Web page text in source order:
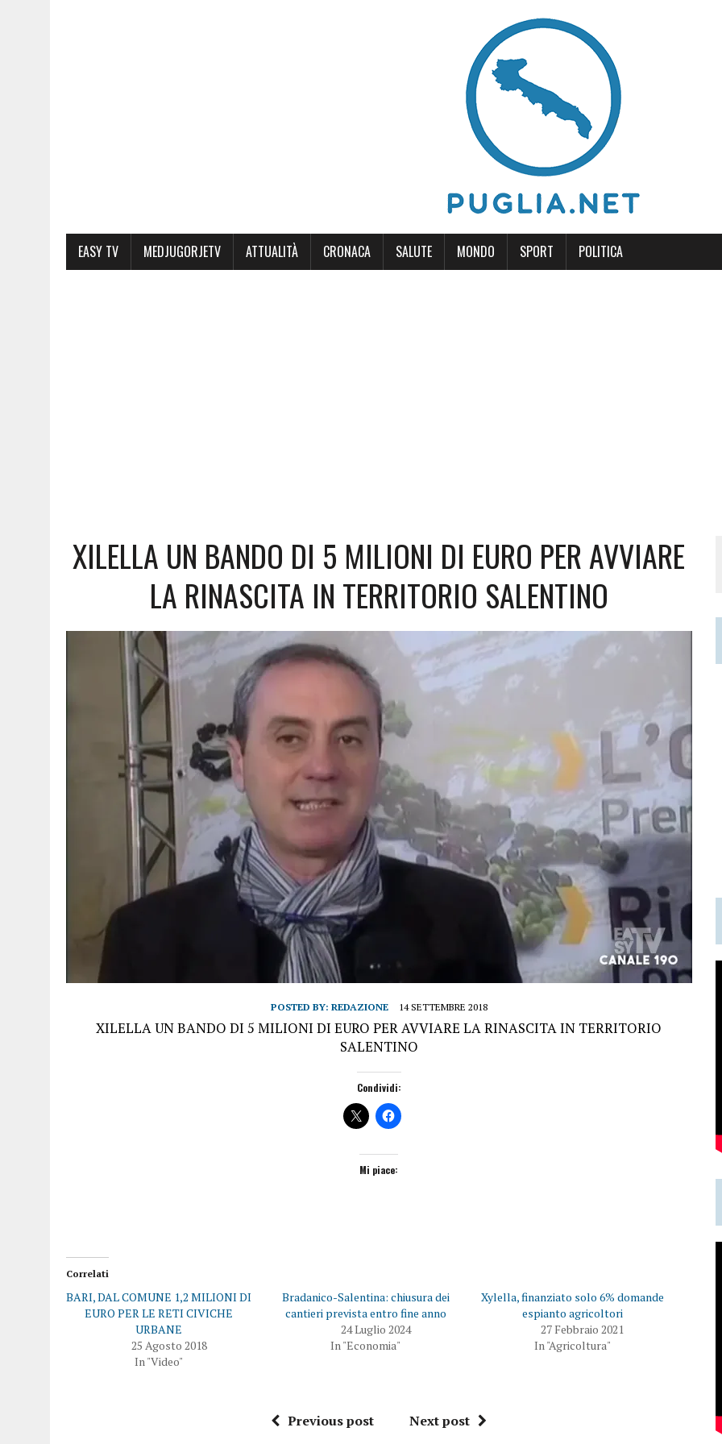
EASY TV MEDJUGORJETV ATTUALITÀ CRONACA SALUTE MONDO SPORT POLITICA
XILELLA UN BANDO DI 5 MILIONI DI EURO PER AVVIARE
LA RINASCITA IN TERRITORIO SALENTINO
POSTED BY: REDAZIONE 14 SETTEMBRE 2018
XILELLA UN BANDO DI 5 MILIONI DI EURO PER AVVIARE LA RINASCITA IN TERRITORIO
SALENTINO
Condividi:
Mi piace:
Correlati
BARI, DAL COMUNE 1,2 MILIONI DI
EURO PER LE RETI CIVICHE
URBANE
25 Agosto 2018
In "Video"
Bradanico-Salentina: chiusura dei
cantieri prevista entro fine anno
24 Luglio 2024
In "Economia"
Xylella, finanziato solo 6% domande
espianto agricoltori
27 Febbraio 2021
In "Agricoltura"
Previous post Next post